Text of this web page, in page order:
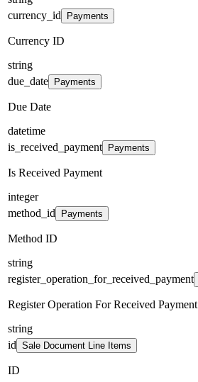
currency_id
Payments
Currency ID
string
due_date
Payments
Due Date
datetime
is_received_payment
Payments
Is Received Payment
integer
method_id
Payments
Method ID
string
register_operation_for_received_payment
Register Operation For Received Payment
string
id Sale Document Line Items
ID